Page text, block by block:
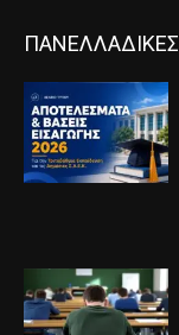
ΠΑΝΕΛΛΑΔΙΚΕΣ